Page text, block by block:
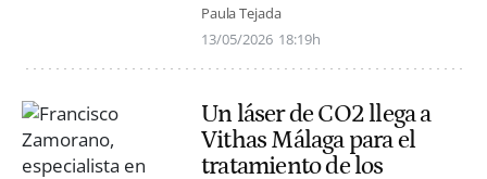
Paula Tejada
13/05/2026 18:19h
Un láser de CO2 llega a
Vithas Málaga para el
tratamiento de los